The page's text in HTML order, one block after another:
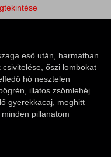
eső után, harmatban
őszi lombokat
hó nesztelen
illatos zsömlehéj
gyerekkacaj, meghitt
pillanatom